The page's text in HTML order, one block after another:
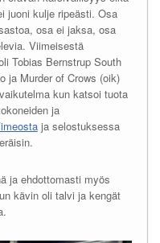
juoni kulje ripeästi. Osa
osa ei jaksa, osa
Viimeisestä
Tobias Bernstrup South
ja Murder of Crows (oik)
kun katsoi tuota
ja
ja selostuksessa
ja ehdottomasti myös
kävin oli talvi ja kengät